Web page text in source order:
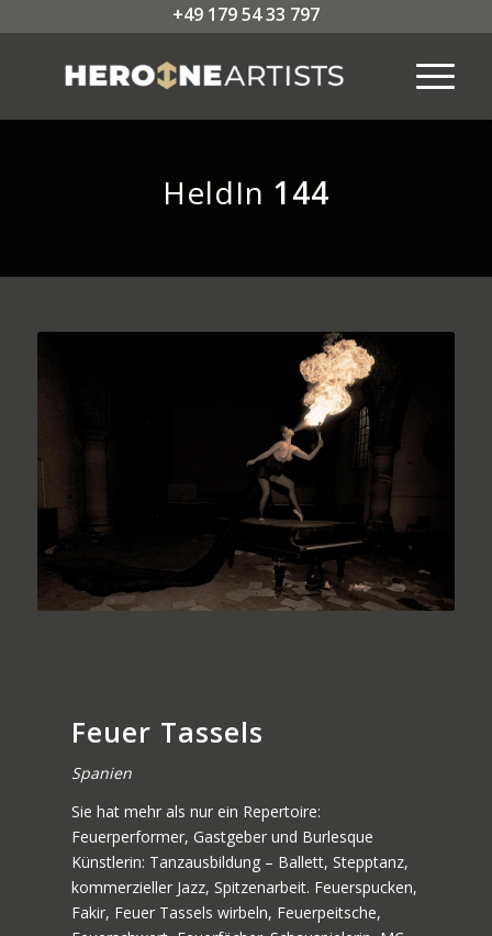
+49 179 54 33 797
HeldIn 144
Feuer Tassels
Spanien
Sie hat mehr als nur ein Repertoire:
Feuerperformer, Gastgeber und Burlesque
Künstlerin: Tanzausbildung – Ballett, Stepptanz,
kommerzieller Jazz, Spitzenarbeit. Feuerspucken,
Fakir, Feuer Tassels wirbeln, Feuerpeitsche,